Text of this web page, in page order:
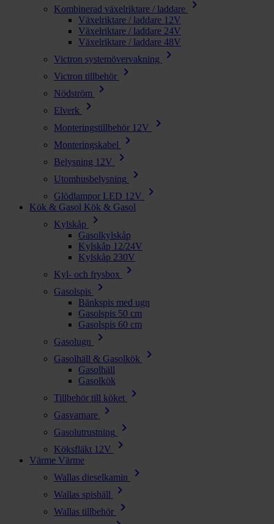
Kombinerad växelriktare / laddare
chevron_right
Växelriktare / laddare 12V
Växelriktare / laddare 24V
Växelriktare / laddare 48V
Victron systemövervakning
chevron_right
Victron tillbehör chevron_right
Nödström chevron_right
Elverk chevron_right
Monteringstillbehör 12V chevron_right
Monteringskabel chevron_right
Belysning 12V chevron_right
Utomhusbelysning chevron_right
Glödlampor LED 12V chevron_right
Kök & Gasol Kök & Gasol
Kylskåp
chevron_right
Gasolkylskåp
Kylskåp 12/24V
Kylskåp 230V
Kyl- och frysbox
chevron_right
Gasolspis chevron_right
Bänkspis med ugn
Gasolspis 50 cm
Gasolspis 60 cm
Gasolugn
chevron_right
Gasolhäll & Gasolkök chevron_right
Gasolhäll
Gasolkök
Tillbehör till köket
chevron_right
Gasvarnare chevron_right
Gasolutrustning chevron_right
Köksfläkt 12V chevron_right
Värme Värme
Wallas dieselkamin
chevron_right
Wallas spishäll chevron_right
Wallas tillbehör chevron_right